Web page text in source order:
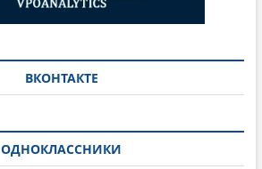
ВКОНТАКТЕ
ОДНОКЛАССНИКИ